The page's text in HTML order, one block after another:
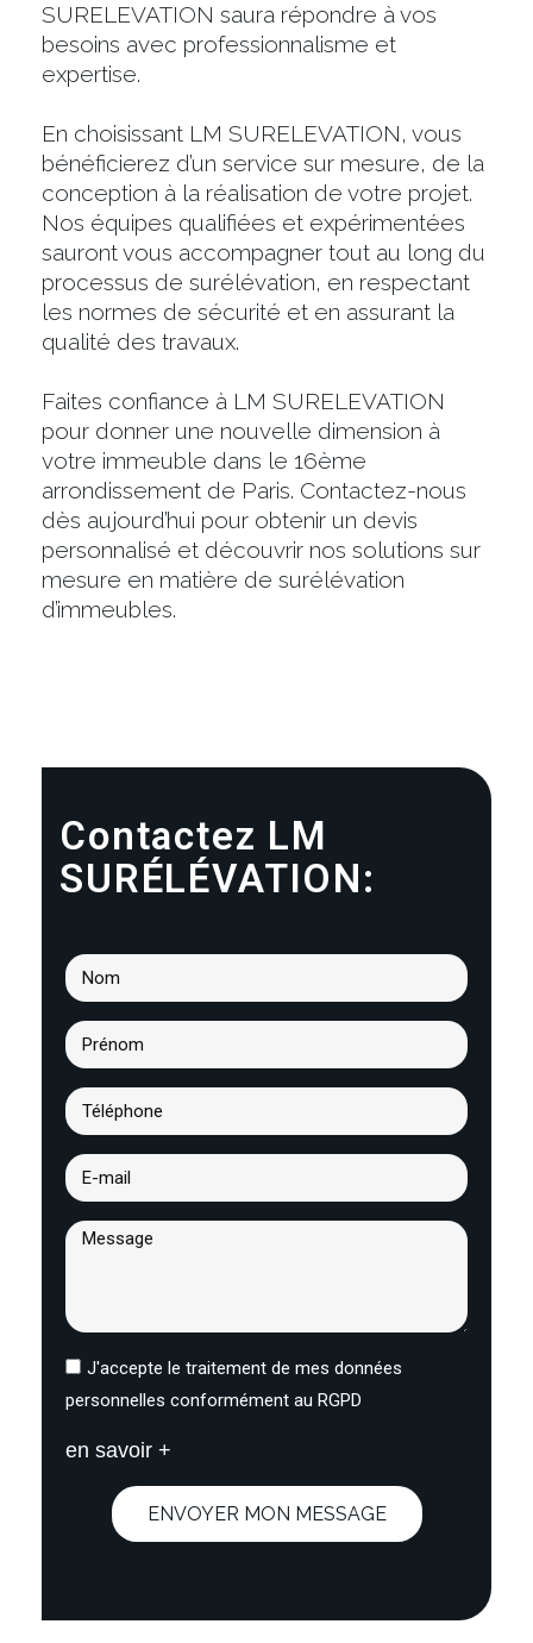
SURELEVATION saura répondre à vos
besoins avec professionnalisme et
expertise.
En choisissant LM SURELEVATION, vous
bénéficierez d’un service sur mesure, de la
conception à la réalisation de votre projet.
Nos équipes qualifiées et expérimentées
sauront vous accompagner tout au long du
processus de surélévation, en respectant
les normes de sécurité et en assurant la
qualité des travaux.
Faites confiance à LM SURELEVATION
pour donner une nouvelle dimension à
votre immeuble dans le 16ème
arrondissement de Paris. Contactez-nous
dès aujourd’hui pour obtenir un devis
personnalisé et découvrir nos solutions sur
mesure en matière de surélévation
d’immeubles.
Contactez LM
SURÉLÉVATION:
J'accepte le traitement de mes données
personnelles conformément au RGPD
en savoir +
ENVOYER MON MESSAGE